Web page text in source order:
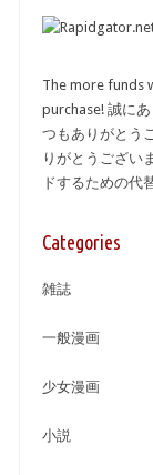
The more funds
purchase! 誠に
つもありがとう
りがとうござい
ドするための代
Categories
雑誌
一般漫画
少女漫画
小説